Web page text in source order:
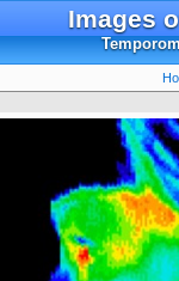
Images